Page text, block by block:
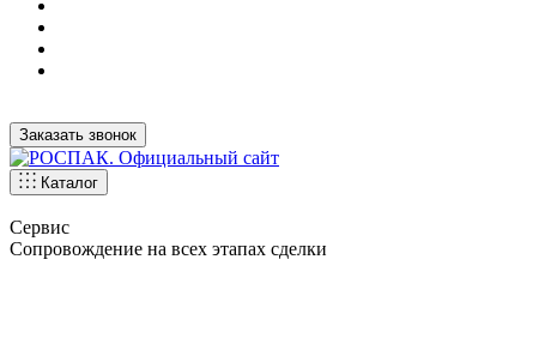
Заказать звонок
Каталог
Сервис
Сопровождение на всех этапах сделки